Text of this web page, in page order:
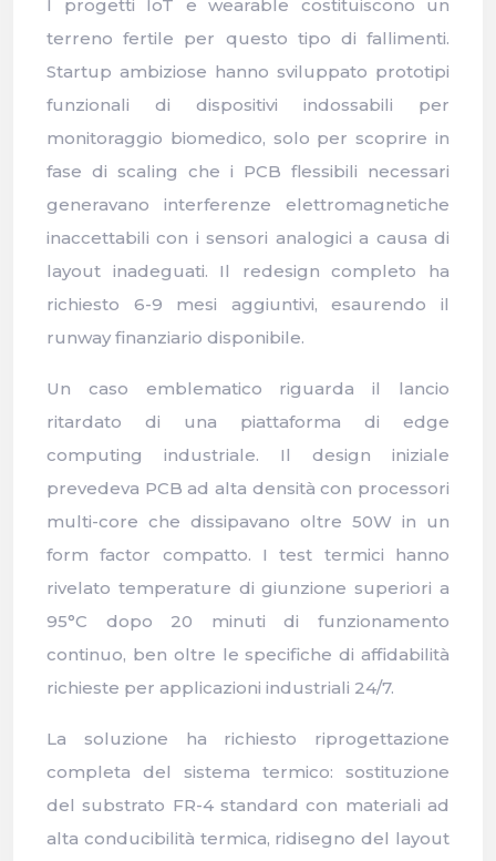
I progetti IoT e wearable costituiscono un
terreno fertile per questo tipo di fallimenti.
Startup ambiziose hanno sviluppato prototipi
funzionali di dispositivi indossabili per
monitoraggio biomedico, solo per scoprire in
fase di scaling che i PCB flessibili necessari
generavano interferenze elettromagnetiche
inaccettabili con i sensori analogici a causa di
layout inadeguati. Il redesign completo ha
richiesto 6-9 mesi aggiuntivi, esaurendo il
runway finanziario disponibile.
Un caso emblematico riguarda il lancio
ritardato di una piattaforma di edge
computing industriale. Il design iniziale
prevedeva PCB ad alta densità con processori
multi-core che dissipavano oltre 50W in un
form factor compatto. I test termici hanno
rivelato temperature di giunzione superiori a
95°C dopo 20 minuti di funzionamento
continuo, ben oltre le specifiche di affidabilità
richieste per applicazioni industriali 24/7.
La soluzione ha richiesto riprogettazione
completa del sistema termico: sostituzione
del substrato FR-4 standard con materiali ad
alta conducibilità termica, ridisegno del layout